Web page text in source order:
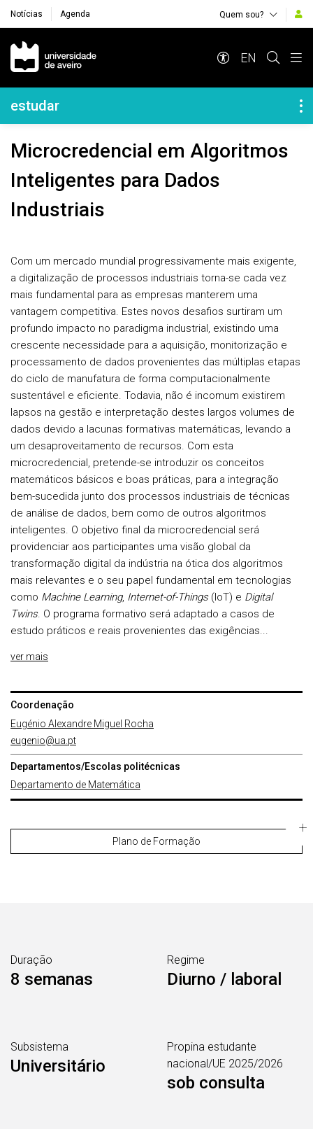
Notícias Agenda Quem sou?
Navegação Principal
EN
Navegação Lateral
estudar
Microcredencial em Algoritmos
Inteligentes para Dados
Industriais
Com um mercado mundial progressivamente mais exigente,
a digitalização de processos industriais torna-se cada vez
mais fundamental para as empresas manterem uma
vantagem competitiva. Estes novos desafios surtiram um
profundo impacto no paradigma industrial, existindo uma
crescente necessidade para a aquisição, monitorização e
processamento de dados provenientes das múltiplas etapas
do ciclo de manufatura de forma computacionalmente
sustentável e eficiente. Todavia, não é incomum existirem
lapsos na gestão e interpretação destes largos volumes de
dados devido a lacunas formativas matemáticas, levando a
um desaproveitamento de recursos. Com esta
microcredencial, pretende-se introduzir os conceitos
matemáticos básicos e boas práticas, para a integração
bem-sucedida junto dos processos industriais de técnicas
de análise de dados, bem como de outros algoritmos
inteligentes. O objetivo final da microcredencial será
providenciar aos participantes uma visão global da
transformação digital da indústria na ótica dos algoritmos
mais relevantes e o seu papel fundamental em tecnologias
como Machine Learning, Internet-of-Things(IoT) e Digital
Twins. O programa formativo será adaptado a casos de
estudo práticos e reais provenientes das exigências...
ver mais
Coordenação
Eugénio Alexandre Miguel Rocha
eugenio@ua.pt
Departamentos/Escolas politécnicas
Departamento de Matemática
Plano de Formação
Duração
8 semanas
Regime
Diurno / laboral
Subsistema
Universitário
Propina estudante
nacional/UE 2025/2026
sob consulta